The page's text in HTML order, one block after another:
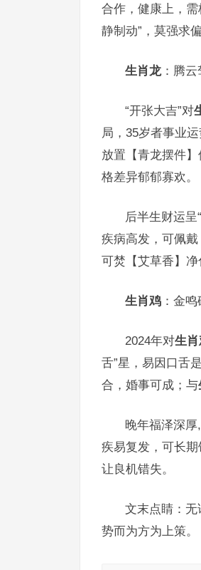
合作，健康上，
静制动”，莫强求偏
生肖龙：腾云
“开张大吉”对
局，35岁者事业
放置【青龙摆件
格差异郁郁寡欢。
后半生财运
疾病高发，可佩
可焚【艾草香】净
生肖鸡 ：金
2024年对生
舌”星，易因口舌
合，婚事可成；与
晚年福泽深
疾易复发，可长
让良机错失。
文末点睛：无
势而为方为上策。